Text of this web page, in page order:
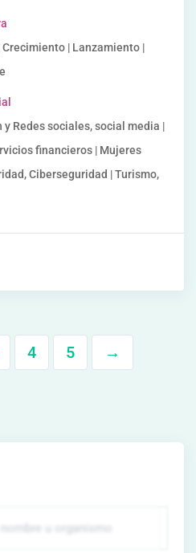
| Lanzamiento |
Redes sociales, social media |
financieros | Mujeres
Ciberseguridad | Turismo,
4 5 →